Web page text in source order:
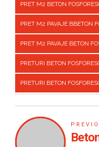
PRET M2 BETON
PRET M2 PAVAJE BBETON
PRET M2 PAVAJE BETON
PRETURI BETON
PRETURI BETON